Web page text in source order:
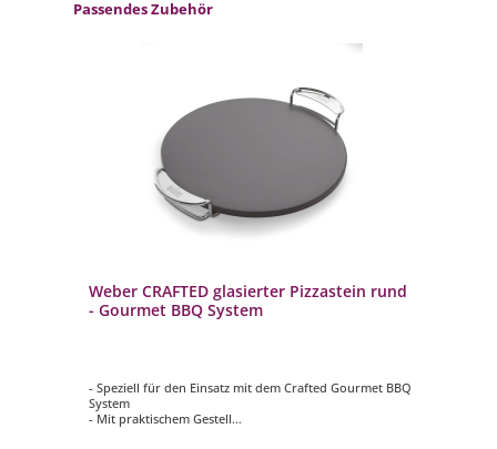
Produktgalerie überspringen
Passendes Zubehör
Weber CRAFTED glasierter Pizzastein rund
- Gourmet BBQ System
- Speziell für den Einsatz mit dem Crafted Gourmet BBQ
System
- Mit praktischem Gestell